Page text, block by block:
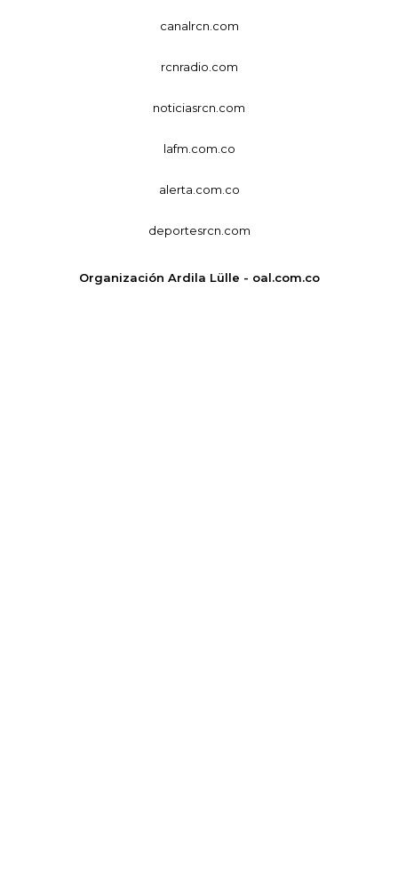
canalrcn.com
rcnradio.com
noticiasrcn.com
lafm.com.co
alerta.com.co
deportesrcn.com
Organización Ardila Lülle - oal.com.co